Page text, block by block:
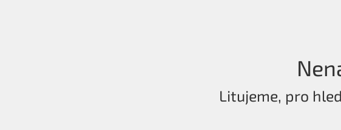
Litujeme, pro